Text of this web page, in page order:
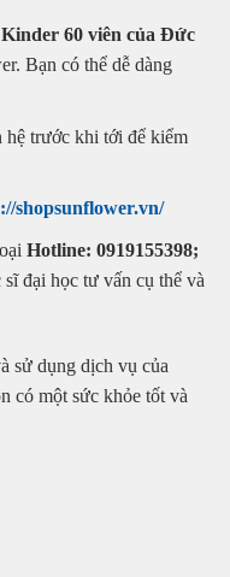
60 viên của Đức
Bạn có thể dễ dàng
hệ trước khi tới để kiểm
shopsunflower.vn/
Hotline: 0919155398;
đại học tư vấn cụ thể và
sử dụng dịch vụ của
có một sức khỏe tốt và